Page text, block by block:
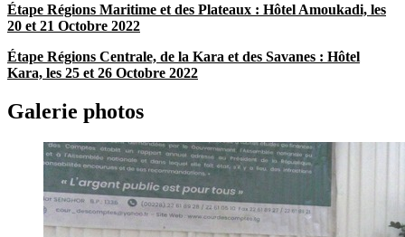
Étape Régions Maritime et des Plateaux : Hôtel Amoukadi, les
20 et 21 Octobre 2022
Étape Régions Centrale, de la Kara et des Savanes : Hôtel
Kara, les 25 et 26 Octobre 2022
Galerie photos